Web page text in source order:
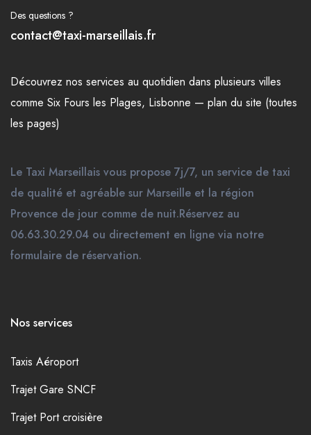
Des questions ?
contact@taxi-marseillais.fr
Découvrez nos services au quotidien dans plusieurs villes
comme Six Fours les Plages, Lisbonne — plan du site (toutes
les pages)
Le Taxi Marseillais vous propose 7j/7, un service de taxi
de qualité et agréable sur Marseille et la région
Provence de jour comme de nuit.Réservez au
06.63.30.29.04 ou directement en ligne via notre
formulaire de réservation.
Nos services
Taxis Aéroport
Trajet Gare SNCF
Trajet Port croisière